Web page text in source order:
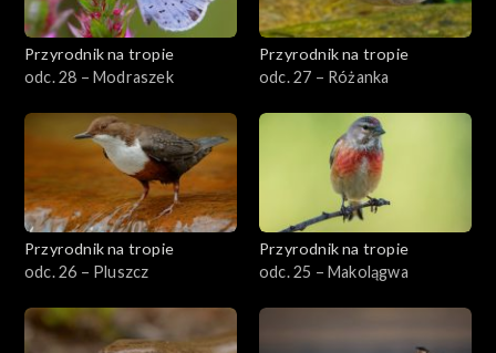
Przyrodnik na tropie
odc. 28 – Modraszek
Przyrodnik na tropie
odc. 27 – Różanka
Przyrodnik na tropie
odc. 26 – Pluszcz
Przyrodnik na tropie
odc. 25 – Makolągwa